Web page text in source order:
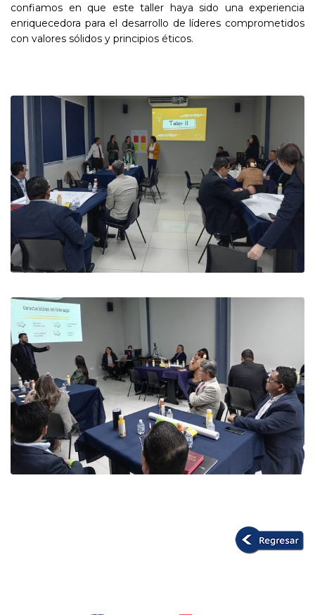
confiamos en que este taller haya sido una experiencia
enriquecedora para el desarrollo de líderes comprometidos
con valores sólidos y principios éticos.